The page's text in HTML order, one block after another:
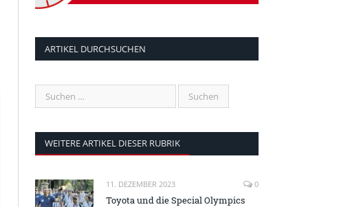
ARTIKEL DURCHSUCHEN
WEITERE ARTIKEL DIESER RUBRIK
11. DEZEMBER 2023 0
Toyota und die Special Olympics